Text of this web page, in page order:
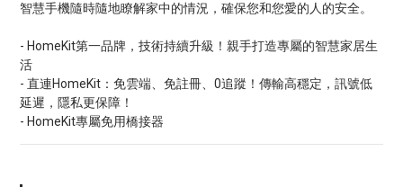
智慧手機隨時隨地瞭解家中的情況，確保您和您愛的人的安全。
- HomeKit第一品牌，技術持續升級！親手打造專屬的智慧家居生
活
- 直連HomeKit：免雲端、免註冊、0追蹤！傳輸高穩定，訊號低
延遲，隱私更保障！
- HomeKit專屬免用橋接器